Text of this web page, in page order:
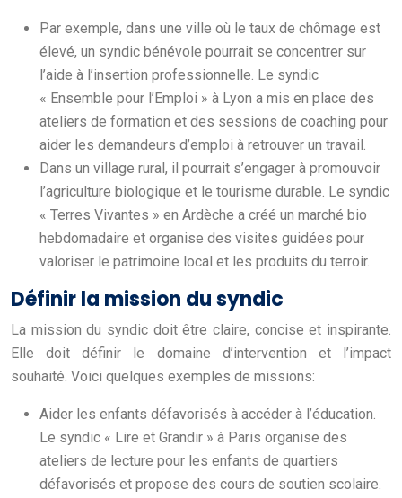
Par exemple, dans une ville où le taux de chômage est
élevé, un syndic bénévole pourrait se concentrer sur
l’aide à l’insertion professionnelle. Le syndic
« Ensemble pour l’Emploi » à Lyon a mis en place des
ateliers de formation et des sessions de coaching pour
aider les demandeurs d’emploi à retrouver un travail.
Dans un village rural, il pourrait s’engager à promouvoir
l’agriculture biologique et le tourisme durable. Le syndic
« Terres Vivantes » en Ardèche a créé un marché bio
hebdomadaire et organise des visites guidées pour
valoriser le patrimoine local et les produits du terroir.
Définir la mission du syndic
La mission du syndic doit être claire, concise et inspirante.
Elle doit définir le domaine d’intervention et l’impact
souhaité. Voici quelques exemples de missions:
Aider les enfants défavorisés à accéder à l’éducation.
Le syndic « Lire et Grandir » à Paris organise des
ateliers de lecture pour les enfants de quartiers
défavorisés et propose des cours de soutien scolaire.